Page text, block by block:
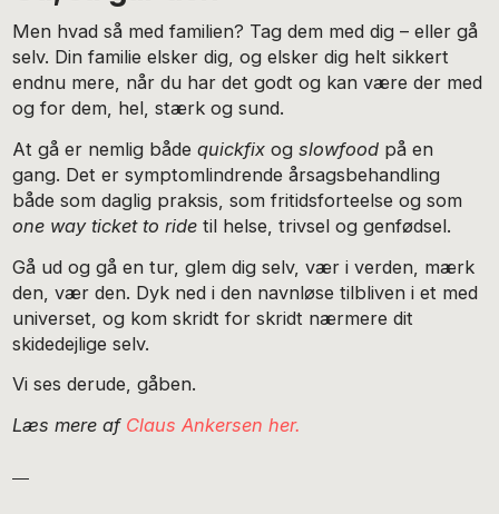
Men hvad så med familien? Tag dem med dig – eller gå
selv. Din familie elsker dig, og elsker dig helt sikkert
endnu mere, når du har det godt og kan være der med
og for dem, hel, stærk og sund.
At gå er nemlig bådequickfix ogslowfood på en
gang. Det er symptomlindrende årsagsbehandling
både som daglig praksis, som fritidsforteelse og som
one way ticket to ride til helse, trivsel og genfødsel.
Gå ud og gå en tur, glem dig selv, vær i verden, mærk
den, vær den. Dyk ned i den navnløse tilbliven i et med
universet, og kom skridt for skridt nærmere dit
skidedejlige selv.
Vi ses derude, gåben.
Læs mere af Claus Ankersen her.